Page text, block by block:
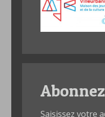
Saisissez votre